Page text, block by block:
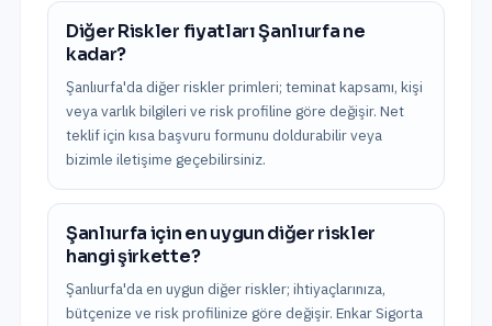
Diğer Riskler fiyatları Şanlıurfa ne
kadar?
Şanlıurfa'da diğer riskler primleri; teminat kapsamı, kişi
veya varlık bilgileri ve risk profiline göre değişir. Net
teklif için kısa başvuru formunu doldurabilir veya
bizimle iletişime geçebilirsiniz.
Şanlıurfa için en uygun diğer riskler
hangi şirkette?
Şanlıurfa'da en uygun diğer riskler; ihtiyaçlarınıza,
bütçenize ve risk profilinize göre değişir. Enkar Sigorta